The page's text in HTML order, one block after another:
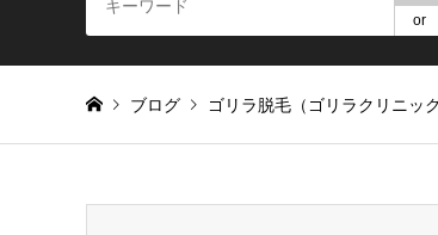
or
ブログ ゴリラ脱毛（ゴリラクリニック